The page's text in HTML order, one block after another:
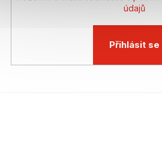
údajů
Přihlásit se